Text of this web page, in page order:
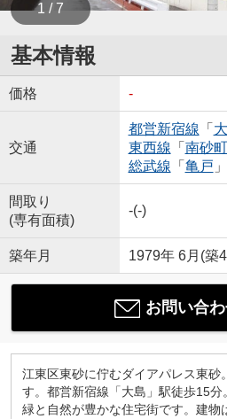
1 / 7
基本情報
価格 -
交通
都営新宿線 「
東西線 「 南砂町
総武線 「 亀戸
間取り
(専有面積)
-(-)
築年月 1979年 6月(築
お問い合
江東区東砂に佇むダイアパレス東砂
す。都営新宿線「大島」駅徒歩15
緑と自然が豊かな住宅街です。建物